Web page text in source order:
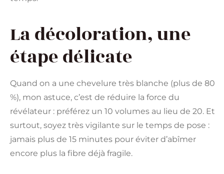
La décoloration, une
étape délicate
Quand on a une chevelure très blanche (plus de 80
%), mon astuce, c’est de réduire la force du
révélateur : préférez un 10 volumes au lieu de 20. Et
surtout, soyez très vigilante sur le temps de pose :
jamais plus de 15 minutes pour éviter d’abîmer
encore plus la fibre déjà fragile.